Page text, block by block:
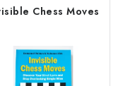
Chess Moves